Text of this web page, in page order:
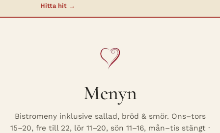
Hitta hit →
Menyn
Bistromeny inklusive sallad, bröd & smör. Ons–tors
15–20, fre till 22, lör 11–20, sön 11–16, mån–tis stängt ·